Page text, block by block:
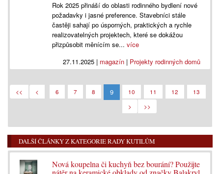
Rok 2025 přináší do oblasti rodinného bydlení nové
požadavky i jasné preference. Stavebníci stále
častěji sahají po úsporných, praktických a rychle
realizovatelných projektech, které se dokážou
přizpůsobit měnícím se...více
27.11.2025| magazín| Projekty rodinných domů
<< < 6 7 8 9 10 11 12
13
>
>>
DALŠÍ ČLÁNKY Z KATEGORIE RADY KUTILŮM
Nová koupelna či kuchyň bez bourání? Použijte